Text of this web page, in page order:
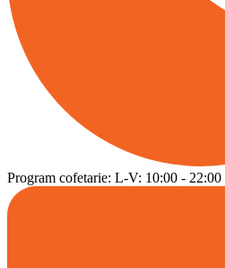
Program cofetarie: L-V: 10:00 - 22:00